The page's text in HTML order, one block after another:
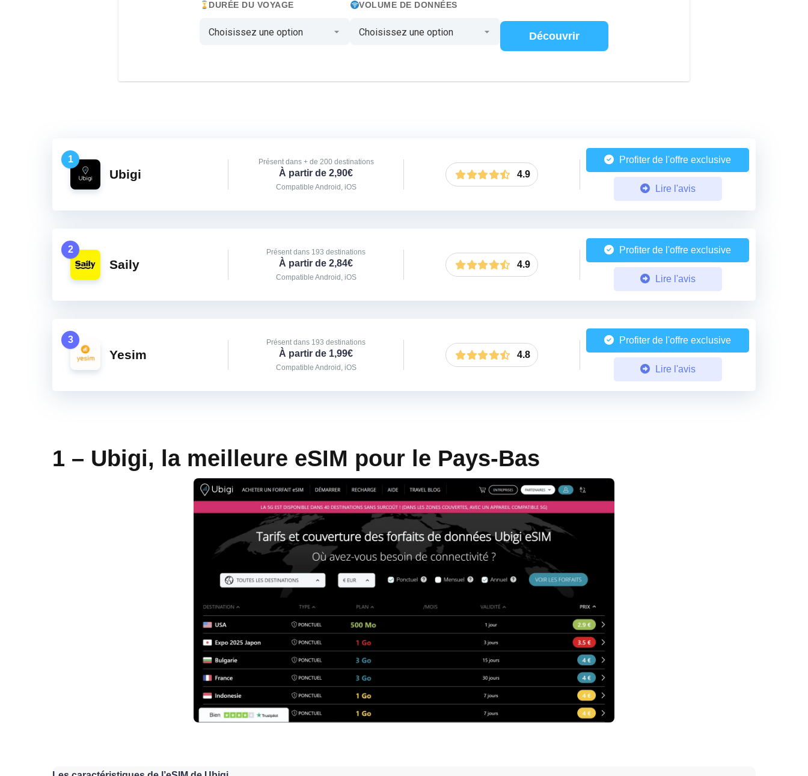
DURÉE DU VOYAGE VOLUME DE DONNÉES
Découvrir
1
Ubigi
Présent dans + de 200 destinations
À partir de 2,90€
Compatible Android, iOS
4.9
Profiter de l'offre exclusive
Lire l'avis
2
Saily
Présent dans 193 destinations
À partir de 2,84€
Compatible Android, iOS
4.9
Profiter de l'offre exclusive
Lire l'avis
3
Yesim
Présent dans 193 destinations
À partir de 1,99€
Compatible Android, iOS
4.8
Profiter de l'offre exclusive
Lire l'avis
1 – Ubigi, la meilleure eSIM pour le Pays-Bas